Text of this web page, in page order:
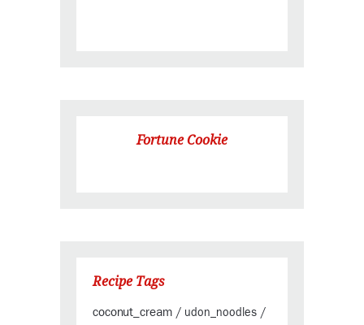
Fortune Cookie
Recipe Tags
coconut_cream / udon_noodles /